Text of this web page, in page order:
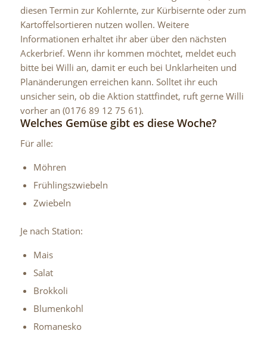
diesen Termin zur Kohlernte, zur Kürbisernte oder zum
Kartoffelsortieren nutzen wollen. Weitere
Informationen erhaltet ihr aber über den nächsten
Ackerbrief. Wenn ihr kommen möchtet, meldet euch
bitte bei Willi an, damit er euch bei Unklarheiten und
Planänderungen erreichen kann. Solltet ihr euch
unsicher sein, ob die Aktion stattfindet, ruft gerne Willi
vorher an (0176 89 12 75 61).
Welches Gemüse gibt es diese Woche?
Für alle:
Möhren
Frühlingszwiebeln
Zwiebeln
Je nach Station:
Mais
Salat
Brokkoli
Blumenkohl
Romanesko